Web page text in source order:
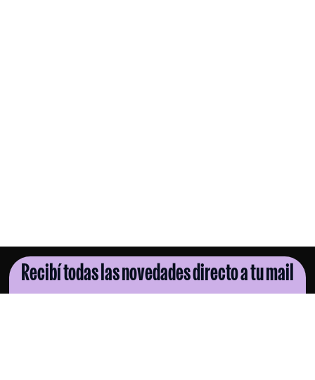
Recibí todas las novedades directo a tu mail